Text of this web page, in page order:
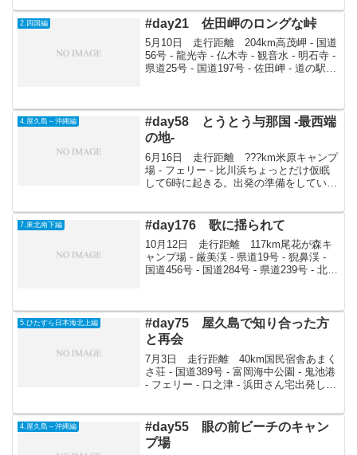
焼きを作って食べる。
2.四国編 #day21 佐田岬のロングな峠
5月10日 走行距離 204km高茂岬 - 国道
56号 - 龍光寺 - 仏木寺 - 観音水 - 明石寺 -
県道25号 - 国道197号 - 佐田岬 - 道の駅伊
まり良...
4.屋久島～沖縄編
#day58 とうとう与那国 -最西端
の地-
6月16日 走行距離 ???km米原キャンプ
場 - フェリー - 比川浜ちょっとだけ仮眠
して6時に起きる。出発の準備をしている
っただろう。10時石垣島出港14時30...
7.東北南下編 #day176 歌に揺られて
10月12日 走行距離 117km尾花が森キ
ャンプ場 - 厳美渓 - 県道19号 - 猊鼻渓 -
国道456号 - 国道284号 - 県道239号 - 北上
る。...
5.ひたすら日本海北上編
#day75 屋久島で知り合った方
と再会
7月3日 走行距離 40km国民宿舎あまく
さ荘 - 国道389号 - 富岡海中公園 - 鬼池港
- フェリー - 口之津 - 浜田さん宅出発した
について話していた...
4.屋久島～沖縄編
#day55 眼の前ビーチのキャン
プ場